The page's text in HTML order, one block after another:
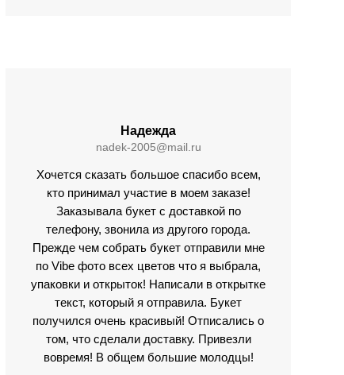
Надежда
nadek-2005@mail.ru
Хочется сказать большое спасибо всем,
кто принимал участие в моем заказе!
Заказывала букет с доставкой по
телефону, звонила из другого города.
Прежде чем собрать букет отправили мне
по Vibe фото всех цветов что я выбрала,
упаковки и открыток! Написали в открытке
текст, который я отправила. Букет
получился очень красивый! Отписались о
том, что сделали доставку. Привезли
вовремя! В общем большие молодцы!